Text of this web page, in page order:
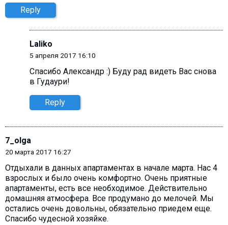
Reply
Laliko
5 апреля 2017 16:10
Спасибо Александр :) Буду рад видеть Вас снова
в Гудаури!
Reply
7_olga
20 марта 2017 16:27
Отдыхали в данных апартаментах в начале марта. Нас 4
взрослых и было очень комфортно. Очень приятные
апартаменты, есть все необходимое. Действительно
домашняя атмосфера. Все продумано до мелочей. Мы
остались очень довольны, обязательно приедем еще.
Спасибо чудесной хозяйке.